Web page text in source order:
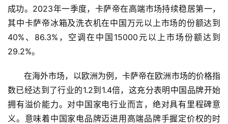
成功。2023年一季度，卡萨帝在高端市场持续稳居第一，
其中卡萨帝冰箱及洗衣机在中国万元以上市场的份额达到
40%、86.3%，空调在中国15000元以上市场份额达到
29.2%。
在海外市场，以欧洲为例，卡萨帝在欧洲市场的价格指
数已经达到了行业的1.2到1.4倍，这充分表明中国品牌开始
拥有溢价能力。对中国家电行业而言，绝对具有里程碑意
义。意味着中国家电品牌迈进用高端品牌手握定价权的时